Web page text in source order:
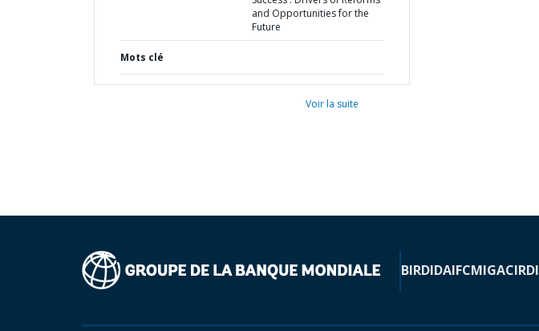
and Opportunities for the
Future
Mots clé
Voir la suite
BIRDIDAIFCMIGACIRDI